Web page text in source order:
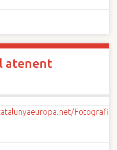
atenent